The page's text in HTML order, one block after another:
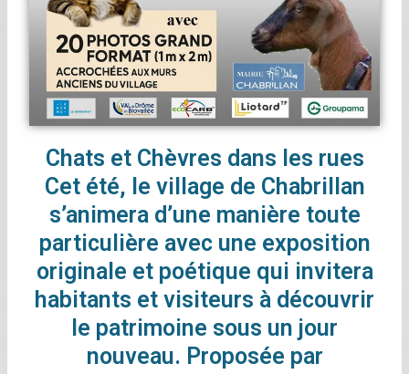
Chats et Chèvres dans les rues
Cet été, le village de Chabrillan
s’animera d’une manière toute
particulière avec une exposition
originale et poétique qui invitera
habitants et visiteurs à découvrir
le patrimoine sous un jour
nouveau. Proposée par